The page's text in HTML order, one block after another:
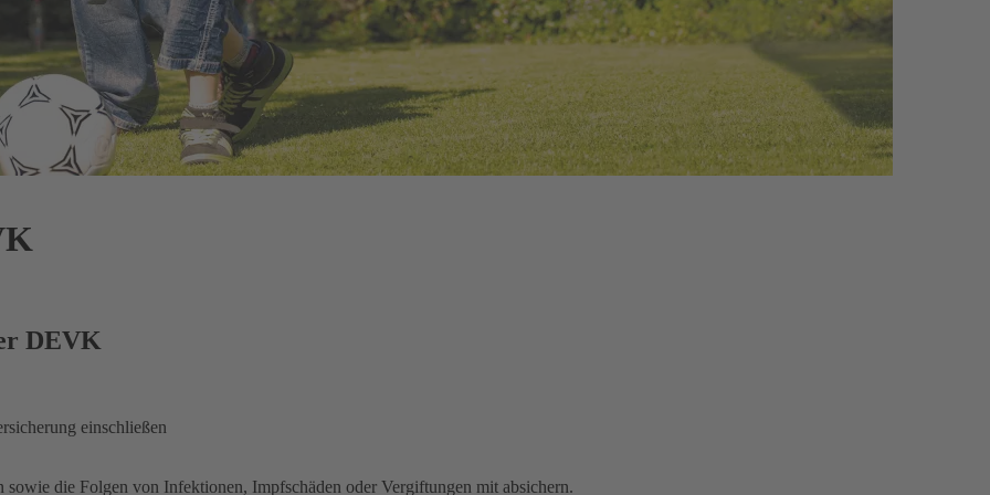
DEVK
einschließen
die Folgen von Infektionen, Impfschäden oder Vergiftungen mit absichern.